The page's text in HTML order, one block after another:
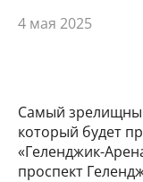
4 мая 2025
Самый
который будет
«Геленджик-
проспект